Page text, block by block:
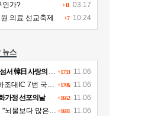
+11 03.17
인가?
+7 10.24
의료 선교축제
뉴스
+1733 11.06
日 사랑의 김장나누기
+1706 11.06
번 국도∼양양공항 도로개설
+1662 11.06
가정 선포의날
+1681 11.06
많은 액수의 벌금형 병과해야"